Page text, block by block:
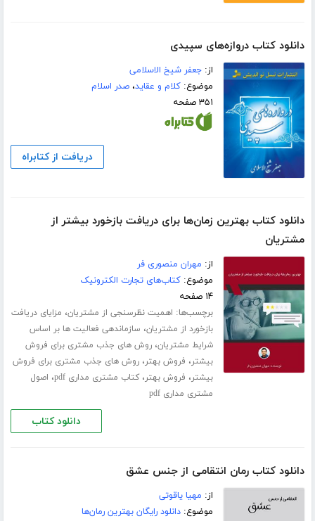
دانلود کتاب دروازه‌های سپیدی
از:جعفر شیخ الاسلامی
موضوع:کلام و عقاید،صدر اسلام
۳۵۱ صفحه
دریافت از کتابراه
دانلود کتاب بهترین زمان‌ها برای دریافت بازخورد بیشتر از
مشتریان
از: مهران منصوری فر
موضوع:کتاب‌های تجارت الکترونیک
۱۴ صفحه
برچسب‌ها: اهمیت نظرسنجی از مشتریان، مزایای دریافت
بازخورد از مشتریان، سازماندهی فعالیت ها بر اساس
شرایط مشتریان،روش های جذب مشتری برای فروش
بیشتر، فروش بهتر،روش های جذب مشتری برای فروش
بیشتر، فروش بهتر،کتاب مشتری مداری pdf ، اصول
مشتری مداری pdf
دانلود کتاب
دانلود کتاب رمان انتقامی از جنس عشق
از: مهیا یاقوتی
موضوع:دانلود رایگان بهترین رمان‌ها